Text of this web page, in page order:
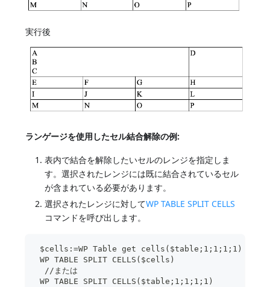
実行後
ランゲージを使用したセル結合解除の例:
表内で結合を解除したいセルのレンジを指定しま
す。選択されたレンジには既に結合されているセル
が含まれている必要があります。
選択されたレンジに対してWP TABLE SPLIT CELLS
コマンドを呼び出します。
$cells:=WP Table get cells($table;1;1;1;1)
WP TABLE SPLIT CELLS($cells)
  //または
WP TABLE SPLIT CELLS($table;1;1;1;1)